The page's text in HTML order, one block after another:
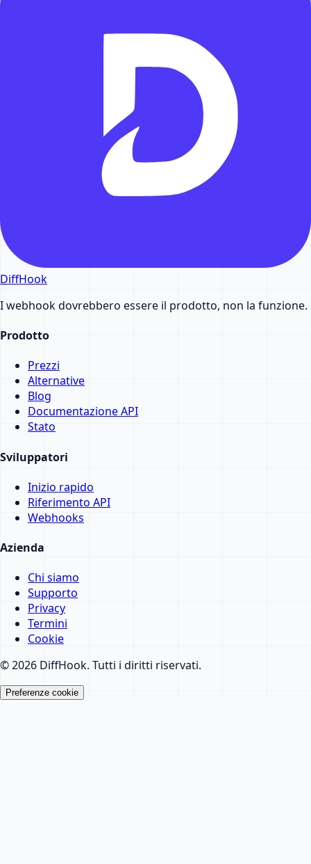
DiffHook
I webhook dovrebbero essere il prodotto, non la funzione.
Prodotto
Prezzi
Alternative
Blog
Documentazione API
Stato
Sviluppatori
Inizio rapido
Riferimento API
Webhooks
Azienda
Chi siamo
Supporto
Privacy
Termini
Cookie
© 2026 DiffHook. Tutti i diritti riservati.
Preferenze cookie